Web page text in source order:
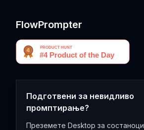
FlowPrompter
Подготвени за невидливо
промптирање?
Преземете Desktop за состаноци,